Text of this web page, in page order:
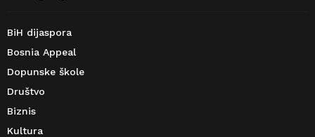
BiH dijaspora
Bosnia Appeal
Dopunske škole
Društvo
Biznis
Kultura